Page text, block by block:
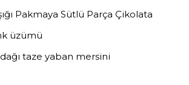
Pakmaya Sütlü Parça Çikolata
üzümü
taze yaban mersini